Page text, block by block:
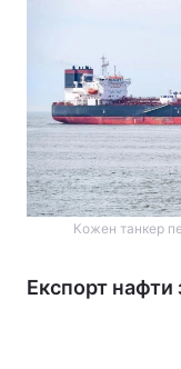
Кожен танкер
Експорт нафти